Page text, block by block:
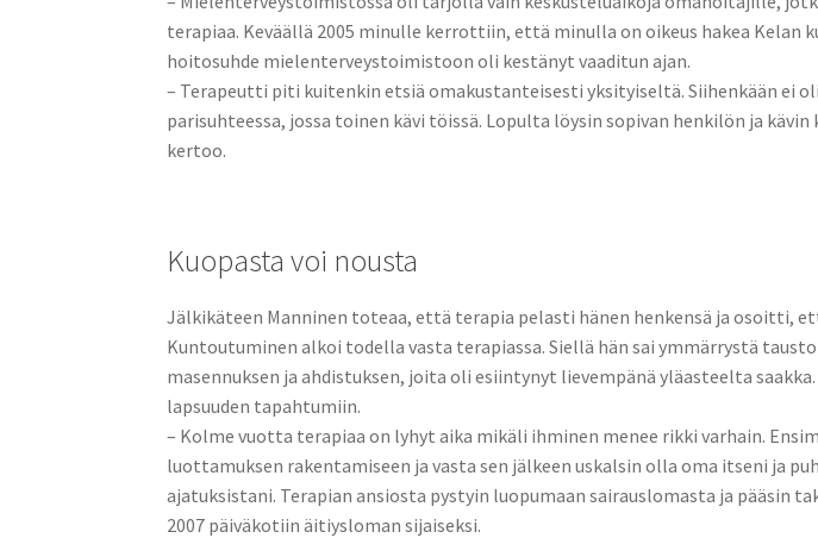
terapiaa. Keväällä 2005 minulle kerrottiin, että minulla on oikeus hakea Kelan
hoitosuhde mielenterveystoimistoon oli kestänyt vaaditun ajan.
– Terapeutti piti kuitenkin etsiä omakustanteisesti yksityiseltä. Siihenkään ei
parisuhteessa, jossa toinen kävi töissä. Lopulta löysin sopivan henkilön ja
kertoo.
Kuopasta voi nousta
Jälkikäteen Manninen toteaa, että terapia pelasti hänen henkensä ja osoitti,
Kuntoutuminen alkoi todella vasta terapiassa. Siellä hän sai ymmärrystä
masennuksen ja ahdistuksen, joita oli esiintynyt lievempänä yläasteelta
lapsuuden tapahtumiin.
– Kolme vuotta terapiaa on lyhyt aika mikäli ihminen menee rikki varhain.
luottamuksen rakentamiseen ja vasta sen jälkeen uskalsin olla oma itseni ja
ajatuksistani. Terapian ansiosta pystyin luopumaan sairauslomasta ja pääsin
2007 päiväkotiin äitiysloman sijaiseksi.